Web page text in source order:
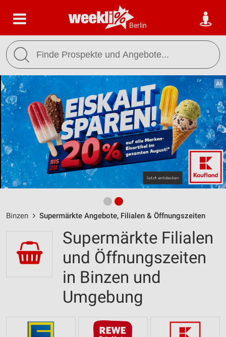
Berlin
Binzen Supermärkte Angebote, Filialen & Öffnungszeiten
Supermärkte Filialen
und Öffnungszeiten
in Binzen und
Umgebung